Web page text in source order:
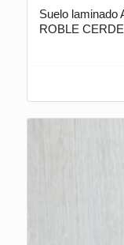
Suelo laminado
ROBLE